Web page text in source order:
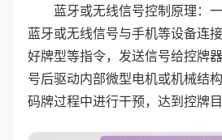
蓝牙或无线信号控制原理：
蓝牙或无线信号与手机等设备连
好牌型等指令，发送信号给控牌
号后驱动内部微型电机或机械结
码牌过程中进行干预，达到控牌目